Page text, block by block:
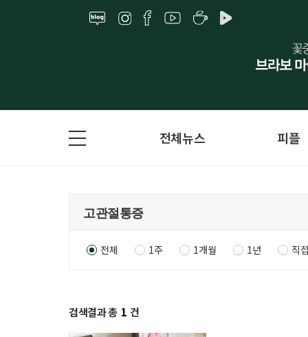
전체뉴스 피플
전체 1주 1개월 1년 직
검색결과 총 1 건